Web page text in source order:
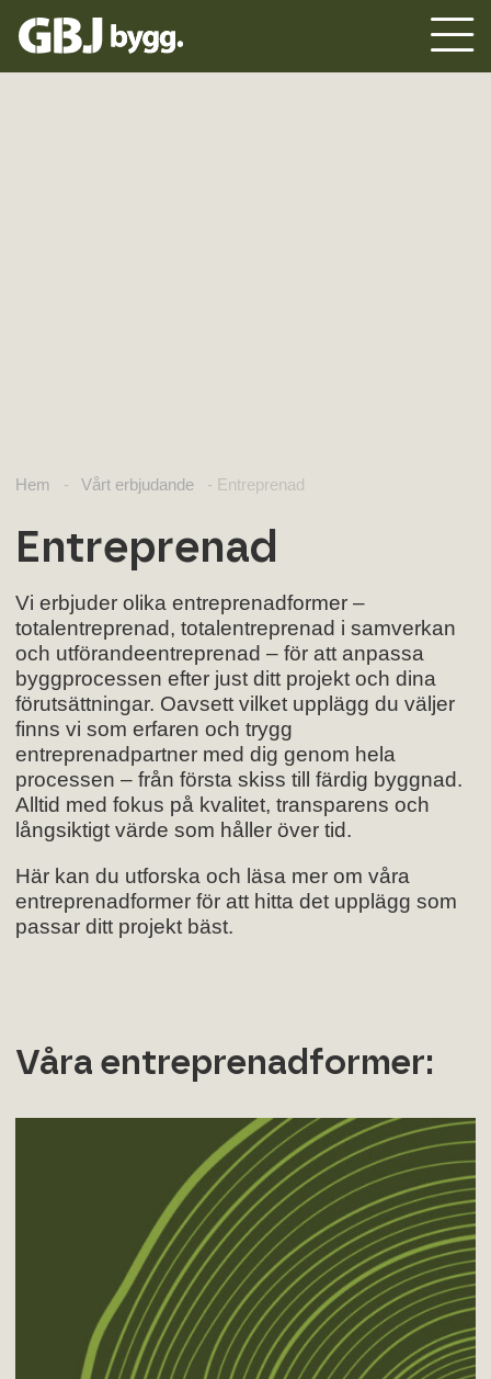
Hem - Vårt erbjudande - Entreprenad
Entreprenad
Vi erbjuder olika entreprenadformer –
totalentreprenad, totalentreprenad i samverkan
och utförandeentreprenad – för att anpassa
byggprocessen efter just ditt projekt och dina
förutsättningar. Oavsett vilket upplägg du väljer
finns vi som erfaren och trygg
entreprenadpartner med dig genom hela
processen – från första skiss till färdig byggnad.
Alltid med fokus på kvalitet, transparens och
långsiktigt värde som håller över tid.
Här kan du utforska och läsa mer om våra
entreprenadformer för att hitta det upplägg som
passar ditt projekt bäst.
Våra entreprenadformer: